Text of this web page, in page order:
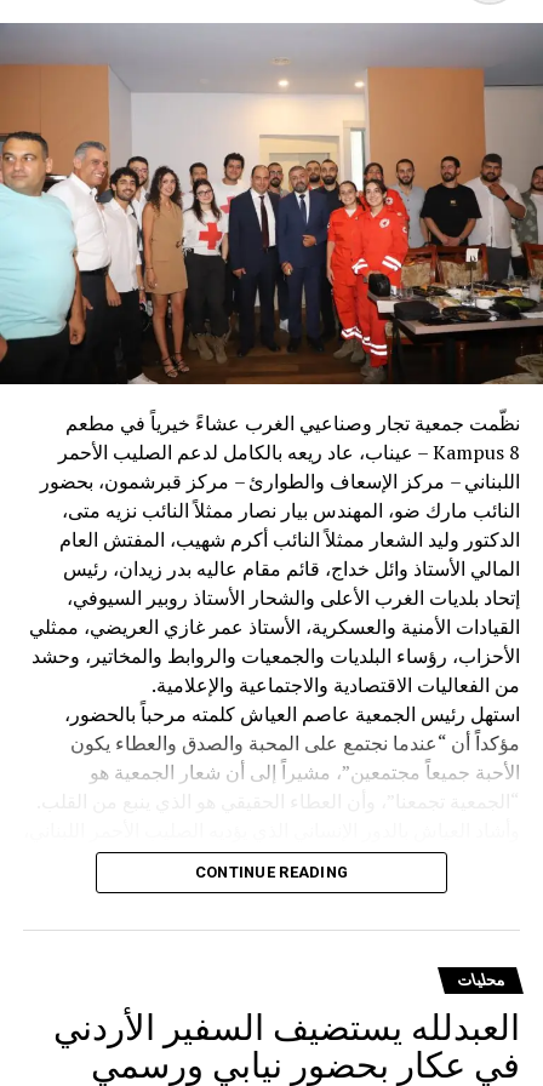
نظّمت جمعية تجار وصناعيي الغرب عشاءً خيرياً في مطعم
Kampus 8 – عيناب، عاد ريعه بالكامل لدعم الصليب الأحمر
اللبناني – مركز الإسعاف والطوارئ – مركز قبرشمون، بحضور
النائب مارك ضو، المهندس بيار نصار ممثلاً النائب نزيه متى،
الدكتور وليد الشعار ممثلاً النائب أكرم شهيب، المفتش العام
المالي الأستاذ وائل خداج، قائم مقام عاليه بدر زيدان، رئيس
إتحاد بلديات الغرب الأعلى والشحار الأستاذ روبير السيوفي،
القيادات الأمنية والعسكرية، الأستاذ عمر غازي العريضي، ممثلي
الأحزاب، رؤساء البلديات والجمعيات والروابط والمخاتير، وحشد
من الفعاليات الاقتصادية والاجتماعية والإعلامية.
استهل رئيس الجمعية عاصم العياش كلمته مرحباً بالحضور،
مؤكداً أن “عندما نجتمع على المحبة والصدق والعطاء يكون
الأحبة جميعاً مجتمعين”، مشيراً إلى أن شعار الجمعية هو
قائلاً إن متطوعيه “يضحون بحياتهم من أجل إنقاذ حياة الآخرين”،
متمنياً للمؤسسة وجميع العاملين فيها دوام الحفظ والتوفيق.
وتوجّه بالشكر إلى الشاعر مازن غنام الذي لبّى الدعوة
للمشاركة في الأمسية دعماً للصليب الأحمر اللبناني، وإلى إدارة
مطعم Kampus 8 والعاملين فيه، وعلى رأسهم الدكتور غازي
الشعار صاحب المطعم ورئيس بلدية عيناب، تقديراً لتعاونهم في
CONTINUE READING
محليات
العبدلله يستضيف السفير الأردني
في عكار بحضور نيابي ورسمي